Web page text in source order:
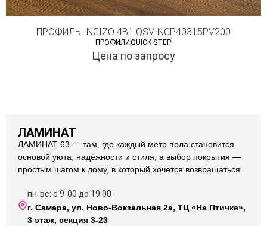
ПРОФИЛЬ INCIZO 4В1 QSVINCP40315PV200
ПРОФИЛИ QUICK STEP
Цена по запросу
ЛАМИНАТ
ЛАМИНАТ 63 — там, где каждый метр пола становится
основой уюта, надёжности и стиля, а выбор покрытия —
простым шагом к дому, в который хочется возвращаться.
пн-вс: с 9-00 до 19:00
г. Самара, ул. Ново-Вокзальная 2а, ТЦ «На Птичке»,
3 этаж, секция 3-23